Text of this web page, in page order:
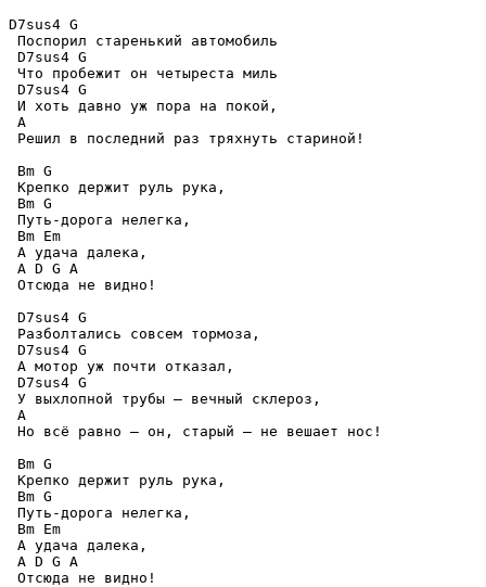
D7sus4 G
Поспорил старенький автомобиль
D7sus4 G
Что пробежит он четыреста миль
D7sus4 G
И хоть давно уж пора на покой,
A
Решил в последний раз тряхнуть стариной!
Bm G
Крепко держит руль рука,
Bm G
Путь-дорога нелегка,
Bm Em
А удача далека,
A D G A
Отсюда не видно!
D7sus4 G
Разболтались совсем тормоза,
D7sus4 G
А мотор уж почти отказал,
D7sus4 G
У выхлопной трубы – вечный склероз,
A
Но всё равно – он, старый – не вешает нос!
Bm G
Крепко держит руль рука,
Bm G
Путь-дорога нелегка,
Bm Em
А удача далека,
A D G A
Отсюда не видно!